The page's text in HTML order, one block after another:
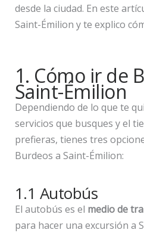
desde la ciudad. En este
Saint-Émilion y te explico
1. Cómo ir de
Saint-Émilion
Dependiendo de lo que te
servicios que busques y el
prefieras, tienes tres
Burdeos a Saint-Émilion:
1.1 Autobús
El autobús es el medio de
para hacer una excursión a